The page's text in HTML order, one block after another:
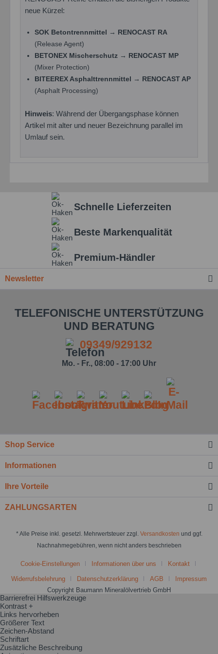
neue Kürzel:
SOK Betontrennmittel → RENOCAST RA
(Release Agent)
BETONEX Mischerschutz → RENOCAST MP
(Mixer Protection)
BITEEREX Asphalttrennmittel → RENOCAST AP
(Asphalt Processing)
Hinweis: Während der Übergangsphase können
Artikel mit alter und neuer Bezeichnung parallel im
Umlauf sein.
Schnelle Lieferzeiten
Beste Markenqualität
Premium-Händler
Newsletter
TELEFONISCHE UNTERSTÜTZUNG
UND BERATUNG
09349/929132
Mo. - Fr., 08:00 - 17:00 Uhr
Shop Service
Informationen
Ihre Vorteile
ZAHLUNGSARTEN
* Alle Preise inkl. gesetzl. Mehrwertsteuer zzgl. Versandkosten und ggf.
Nachnahmegebühren, wenn nicht anders beschrieben
Cookie-Einstellungen Informationen über uns Kontakt
Widerrufsbelehrung Datenschutzerklärung AGB
Impressum
Copyright Baumann Mineralölvertrieb GmbH
Barrierefrei Hilfswerkzeuge
Kontrast +
Links hervorheben
Größerer Text
Zeichen-Abstand
Schriftart
Zusätzliche Beschreibung